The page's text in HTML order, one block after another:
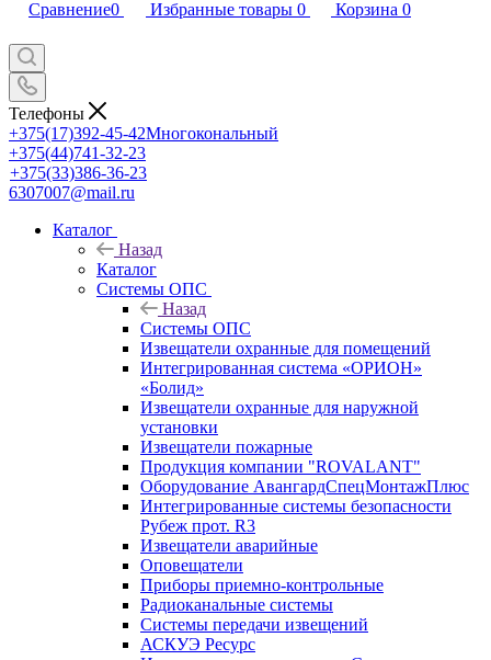
Сравнение0 Избранные товары 0 Корзина 0
Телефоны
+375(17)392-45-42Многокональный
+375(44)741-32-23
+375(33)386-36-23
6307007@mail.ru
Каталог
Назад
Каталог
Системы ОПС
Назад
Системы ОПС
Извещатели охранные для помещений
Интегрированная система «ОРИОН»
«Болид»
Извещатели охранные для наружной
установки
Извещатели пожарные
Продукция компании "ROVALANT"
Оборудование АвангардСпецМонтажПлюс
Интегрированные системы безопасности
Рубеж прот. R3
Извещатели аварийные
Оповещатели
Приборы приемно-контрольные
Радиоканальные системы
Системы передачи извещений
АСКУЭ Ресурс